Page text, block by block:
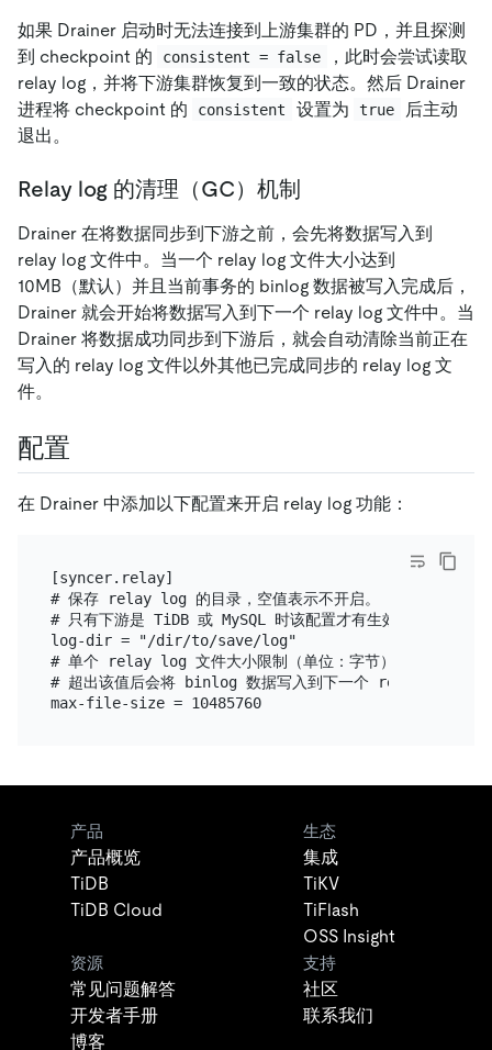
如果 Drainer 启动时无法连接到上游集群的 PD，并且探测
到 checkpoint 的
consistent = false
，此时会尝试读取
relay log，并将下游集群恢复到一致的状态。然后 Drainer
进程将 checkpoint 的
consistent 设置为 true
后主动
退出。
Relay log 的清理（GC）机制
Drainer 在将数据同步到下游之前，会先将数据写入到
relay log 文件中。当一个 relay log 文件大小达到
10MB（默认）并且当前事务的 binlog 数据被写入完成后，
Drainer 就会开始将数据写入到下一个 relay log 文件中。当
Drainer 将数据成功同步到下游后，就会自动清除当前正在
写入的 relay log 文件以外其他已完成同步的 relay log 文
件。
配置
在 Drainer 中添加以下配置来开启 relay log 功能：
[syncer.relay]
# 保存 relay log 的目录，空值表示不开启。
# 只有下游是 TiDB 或 MySQL 时该配置才有生效。
log-dir = "/dir/to/save/log"
# 单个 relay log 文件大小限制（单位：字节）。
# 超出该值后会将 binlog 数据写入到下一个 relay log 文
max-file-size = 10485760
产品
产品概览
TiDB
TiDB Cloud
生态
集成
TiKV
TiFlash
OSS Insight
资源
常见问题解答
开发者手册
博客
支持
社区
联系我们